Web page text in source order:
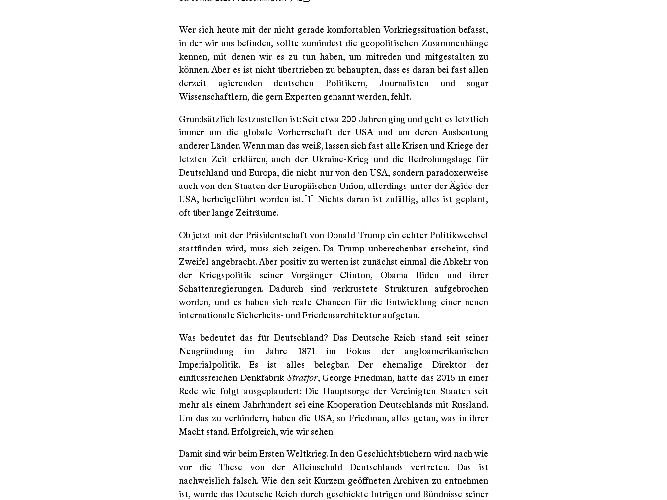
Wer sich heute mit der nicht gerade komfortablen Vorkriegssituation befasst,
in der wir uns befinden, sollte zumindest die geopolitischen Zusammenhänge
kennen, mit denen wir es zu tun haben, um mitreden und mitgestalten zu
können. Aber es ist nicht übertrieben zu behaupten, dass es daran bei fast allen
derzeit agierenden deutschen Politikern, Journalisten und sogar
Wissenschaftlern, die gern Experten genannt werden, fehlt.
Grundsätzlich festzustellen ist: Seit etwa 200 Jahren ging und geht es letztlich
immer um die globale Vorherrschaft der USA und um deren Ausbeutung
anderer Länder. Wenn man das weiß, lassen sich fast alle Krisen und Kriege der
letzten Zeit erklären, auch der Ukraine-Krieg und die Bedrohungslage für
Deutschland und Europa, die nicht nur von den USA, sondern paradoxerweise
auch von den Staaten der Europäischen Union, allerdings unter der Ägide der
USA, herbeigeführt worden ist.[1] Nichts daran ist zufällig, alles ist geplant,
oft über lange Zeiträume.
Ob jetzt mit der Präsidentschaft von Donald Trump ein echter Politikwechsel
stattfinden wird, muss sich zeigen. Da Trump unberechenbar erscheint, sind
Zweifel angebracht. Aber positiv zu werten ist zunächst einmal die Abkehr von
der Kriegspolitik seiner Vorgänger Clinton, Obama Biden und ihrer
Schattenregierungen. Dadurch sind verkrustete Strukturen aufgebrochen
worden, und es haben sich reale Chancen für die Entwicklung einer neuen
internationale Sicherheits- und Friedensarchitektur aufgetan.
Was bedeutet das für Deutschland? Das Deutsche Reich stand seit seiner
Neugründung im Jahre 1871 im Fokus der angloamerikanischen
Imperialpolitik. Es ist alles belegbar. Der ehemalige Direktor der
einflussreichen Denkfabrik Stratfor, George Friedman, hatte das 2015 in einer
Rede wie folgt ausgeplaudert: Die Hauptsorge der Vereinigten Staaten seit
mehr als einem Jahrhundert sei eine Kooperation Deutschlands mit Russland.
Um das zu verhindern, haben die USA, so Friedman, alles getan, was in ihrer
Macht stand. Erfolgreich, wie wir sehen.
Damit sind wir beim Ersten Weltkrieg. In den Geschichtsbüchern wird nach wie
vor die These von der Alleinschuld Deutschlands vertreten. Das ist
nachweislich falsch. Wie den seit Kurzem geöffneten Archiven zu entnehmen
ist, wurde das Deutsche Reich durch geschickte Intrigen und Bündnisse seiner